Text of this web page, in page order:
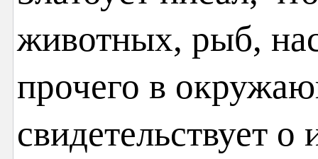
животных, рыб,
прочего в
свидетельствует о